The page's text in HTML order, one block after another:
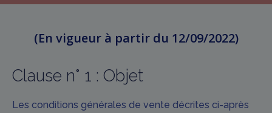
(En vigueur à partir du 12/09/2022)
Clause n° 1 : Objet
Les conditions générales de vente décrites ci-après